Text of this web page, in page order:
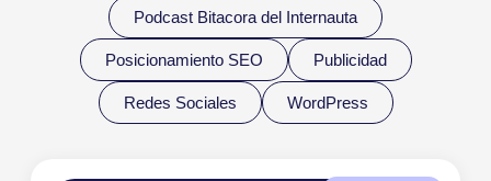
Podcast Bitacora del Internauta
Posicionamiento SEO Publicidad
Redes Sociales WordPress